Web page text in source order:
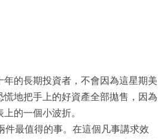
年的長期投資者，不會因為這星期美
慌地把手上的好資產全部拋售，因為
的一個小波折。
件最值得的事。在這個凡事講求效